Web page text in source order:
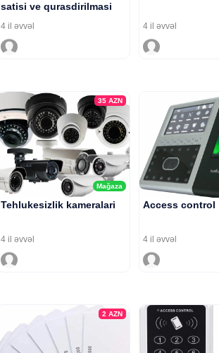
satisi ve qurasdirilmasi
4 il əvvəl 4 il əvvəl
Mağaza
35 AZN
Tehlukesizlik kameralari
4 il əvvəl
Access control
4 il əvvəl
2 AZN